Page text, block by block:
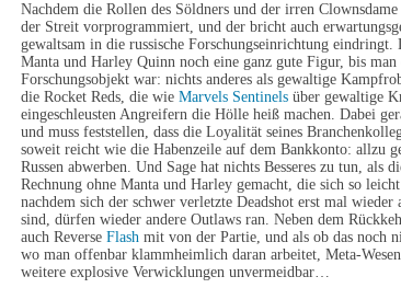
Nachdem die Rollen des Söldners und der irren
der Streit vorprogrammiert, und der bricht auch
gewaltsam in die russische Forschungseinrichtung eindringt.
Manta und Harley Quinn noch eine ganz gute Figur, bis man
Forschungsobjekt war: nichts anderes als gewaltige
die Rocket Reds, die wie Marvels Sentinels über gewaltige
eingeschleusten Angreifern die Hölle heiß machen. Dabei
und muss feststellen, dass die Loyalität seines
soweit reicht wie die Habenzeile auf dem Bankkonto: allzu
Russen abwerben. Und Sage hat nichts Besseres zu tun,
Rechnung ohne Manta und Harley gemacht, die sich so
nachdem sich der schwer verletzte Deadshot erst mal
sind, dürfen wieder andere Outlaws ran. Neben dem
auch Reverse Flash mit von der Partie, und als ob das noch
wo man offenbar klammheimlich daran arbeitet, Meta-
weitere explosive Verwicklungen unvermeidbar…